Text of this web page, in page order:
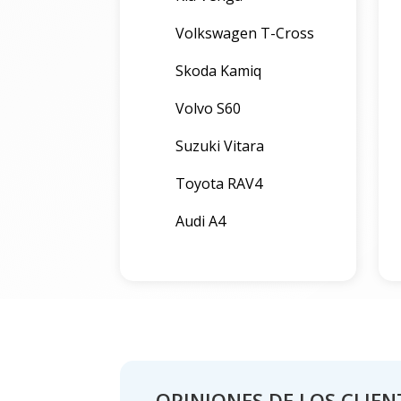
Volkswagen T-Cross
Skoda Kamiq
Volvo S60
Suzuki Vitara
Toyota RAV4
Audi A4